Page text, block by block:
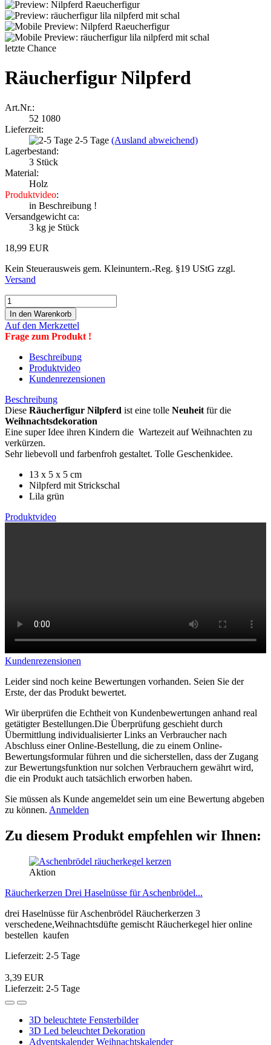
letzte Chance
Räucherfigur Nilpferd
Art.Nr.:
52 1080
Lieferzeit:
2-5 Tage (Ausland abweichend)
Lagerbestand:
3 Stück
Material:
Holz
Produktvideo:
in Beschreibung !
Versandgewicht ca:
3 kg je Stück
18,99 EUR
Kein Steuerausweis gem. Kleinuntern.-Reg. §19 UStG zzgl.
Versand
Auf den Merkzettel
Frage zum Produkt !
Beschreibung
Produktvideo
Kundenrezensionen
Beschreibung
Diese Räucherfigur Nilpferd ist eine tolle Neuheit für die
Weihnachtsdekoration
Eine super Idee ihren Kindern die Wartezeit auf Weihnachten zu
verkürzen.
Sehr liebevoll und farbenfroh gestaltet. Tolle Geschenkidee.
13 x 5 x 5 cm
Nilpferd mit Strickschal
Lila grün
Produktvideo
Kundenrezensionen
Leider sind noch keine Bewertungen vorhanden. Seien Sie der
Erste, der das Produkt bewertet.
Wir überprüfen die Echtheit von Kundenbewertungen anhand real
getätigter Bestellungen.Die Überprüfung geschieht durch
Übermittlung individualisierter Links an Verbraucher nach
Abschluss einer Online-Bestellung, die zu einem Online-
Bewertungsformular führen und die sicherstellen, dass der Zugang
zur Bewertungsfunktion nur solchen Verbrauchern gewährt wird,
die ein Produkt auch tatsächlich erworben haben.
Sie müssen als Kunde angemeldet sein um eine Bewertung abgeben
zu können. Anmelden
Zu diesem Produkt empfehlen wir Ihnen:
Aktion
Räucherkerzen Drei Haselnüsse für Aschenbrödel...
drei Haselnüsse für Aschenbrödel Räucherkerzen 3
verschedene,Weihnachtsdüfte gemischt Räucherkegel hier online
bestellen kaufen
Lieferzeit: 2-5 Tage
3,39 EUR
Lieferzeit: 2-5 Tage
3D beleuchtete Fensterbilder
3D Led beleuchtet Dekoration
Adventskalender Weihnachtskalender